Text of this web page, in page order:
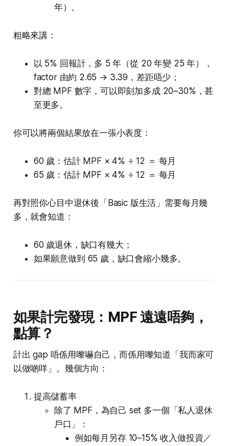
年）。
粗略來講：
以 5% 回報計，多 5 年（從 20 年變 25 年），
factor 由約 2.65 → 3.39，差距唔少；
對總 MPF 數字，可以即刻加多成 20–30%，甚
至更多。
你可以將兩個結果放在一張小表度：
60 歲：估計 MPF × 4% ÷ 12 ＝ 每月
65 歲：估計 MPF × 4% ÷ 12 ＝ 每月
再對照你心目中退休後「Basic 版生活」需要每月幾
多，就會知道：
60 歲退休，缺口有幾大；
如果願意做到 65 歲，缺口會縮小幾多。
如果計完發現：MPF 遠遠唔夠，
點算？
計出 gap 唔係用嚟嚇自己，而係用嚟知道「我而家可
以做啲咩」。幾個方向：
提高儲蓄率
除了 MPF，為自己 set 多一個「私人退休
戶口」：
例如每月另存 10–15% 收入做投資／